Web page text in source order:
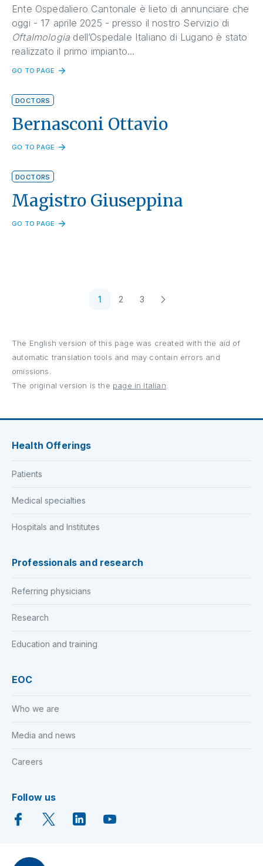
Ente Ospedaliero Cantonale è lieto di annunciare che
oggi - 17 aprile 2025 - presso il nostro Servizio di
Oftalmologia dell’Ospedale Italiano di Lugano è stato
realizzato il primo impianto...
GO TO PAGE
DOCTORS
Bernasconi Ottavio
GO TO PAGE
DOCTORS
Magistro Giuseppina
GO TO PAGE
1 2 3
The English version of this page was created with the aid of
automatic translation tools and may contain errors and
omissions.
The original version is the page in Italian.
Health Offerings
Patients
Medical specialties
Hospitals and Institutes
Professionals and research
Referring physicians
Research
Education and training
EOC
Who we are
Media and news
Careers
Follow us